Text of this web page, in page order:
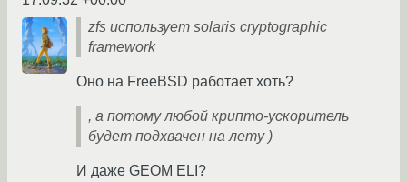
zfs использует solaris cryptographic
framework
Оно на FreeBSD работает хоть?
, а потому любой крипто-ускоритель
будет подхвачен на лету )
И даже GEOM ELI?